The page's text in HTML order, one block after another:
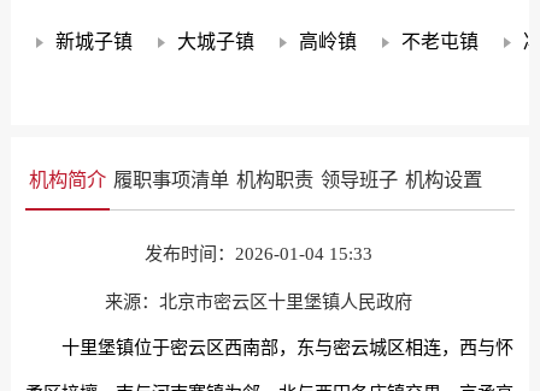
新城子镇 大城子镇 高岭镇 不老屯镇
机构简介 履职事项清单 机构职责 领导班子 机构设置
发布时间：2026-01-04 15:33
来源：北京市密云区十里堡镇人民政府
十里堡镇位于密云区西南部，东与密云城区相连，西与怀